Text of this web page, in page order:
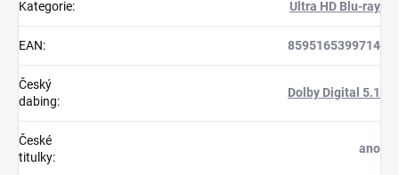
Kategorie: Ultra HD Blu-ray
EAN: 8595165399714
Český
dabing:
Dolby Digital 5.1
České
titulky:
ano